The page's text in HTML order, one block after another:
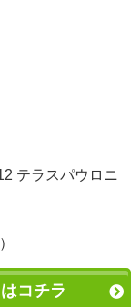
テラスパウロニ
コチラ